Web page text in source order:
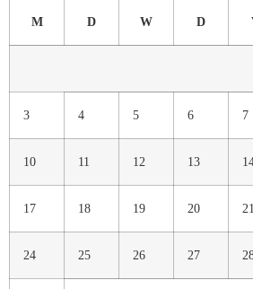
M D W D
3 4 5 6 7
10 11 12 13
17 18 19 20 21
24 25 26 27